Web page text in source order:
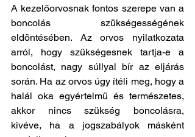
A kezelőorvosnak fontos szerepe van a
boncolás szükségességének
eldöntésében. Az orvos nyilatkozata
arról, hogy szükségesnek tartja-e a
boncolást, nagy súllyal bír az eljárás
során. Ha az orvos úgy ítéli meg, hogy a
halál oka egyértelmű és természetes,
akkor nincs szükség boncolásra,
kivéve, ha a jogszabályok másként